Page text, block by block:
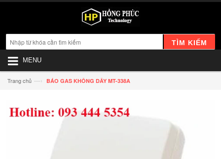
TÌM KIẾM
MENU
Trang chủ —› BÁO GAS KHÔNG DÂY MT-338A